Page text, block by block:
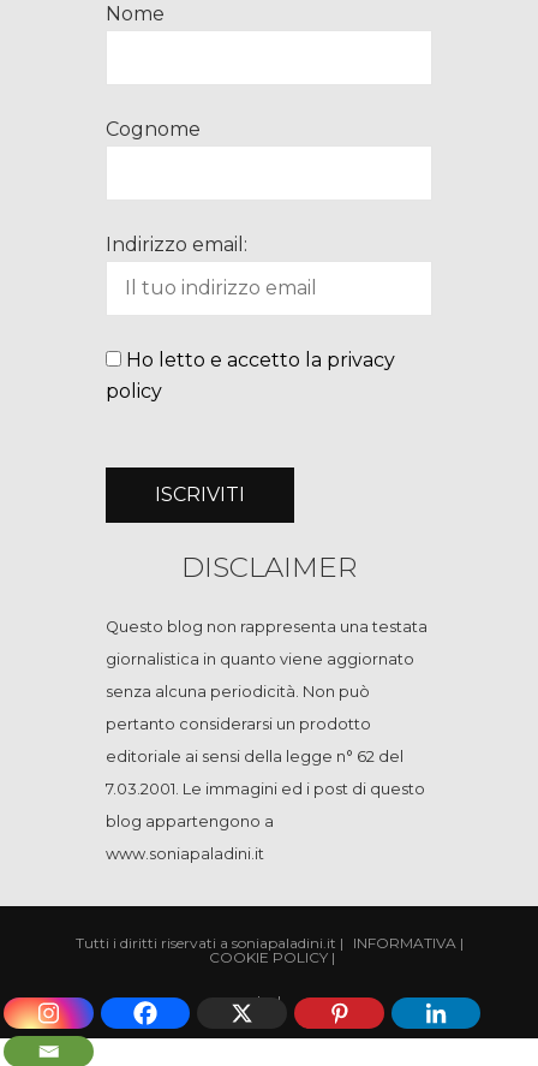
Nome
Cognome
Indirizzo email:
Ho letto e accetto la privacy
policy
DISCLAIMER
Questo blog non rappresenta una testata
giornalistica in quanto viene aggiornato
senza alcuna periodicità. Non può
pertanto considerarsi un prodotto
editoriale ai sensi della legge n° 62 del
7.03.2001. Le immagini ed i post di questo
blog appartengono a
www.soniapaladini.it
Tutti i diritti riservati a soniapaladini.it | INFORMATIVA |
COOKIE POLICY |
|cp|